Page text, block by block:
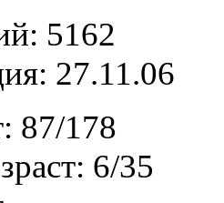
5162
27.11.06
87/178
6/35